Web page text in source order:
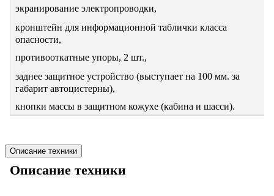
экранирование электропроводки,
кронштейн для информационной таблички класса
опасности,
противооткатные упоры, 2 шт.,
заднее защитное устройство (выступает на 100 мм. за
габарит автоцистерны),
кнопки массы в защитном кожухе (кабина и шасси).
Описание техники
Описание техники